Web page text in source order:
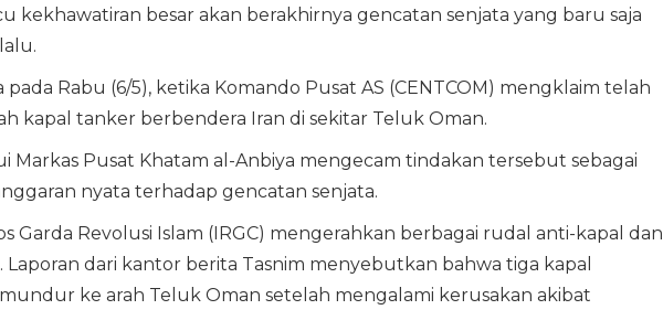
kekhawatiran besar akan berakhirnya gencatan senjata yang baru saja
Rabu (6/5), ketika Komando Pusat AS (CENTCOM) mengklaim telah
kapal tanker berbendera Iran di sekitar Teluk Oman.
Markas Pusat Khatam al-Anbiya mengecam tindakan tersebut sebagai
nyata terhadap gencatan senjata.
Garda Revolusi Islam (IRGC) mengerahkan berbagai rudal anti-kapal dan
Laporan dari kantor berita Tasnim menyebutkan bahwa tiga kapal
ke arah Teluk Oman setelah mengalami kerusakan akibat